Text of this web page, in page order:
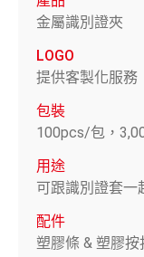
金屬識別證夾
LOGO
提供客製化服務
包裝
100pcs/包，
用途
可跟識別證套一
配件
塑膠條 & 塑膠按